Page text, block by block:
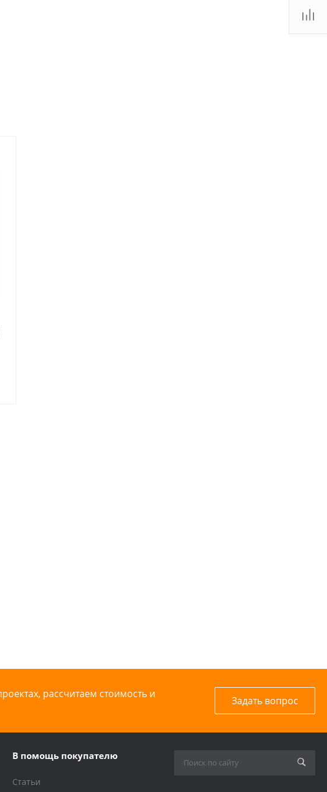
рассчитаем стоимость и
Задать вопрос
В помощь покупателю
Статьи